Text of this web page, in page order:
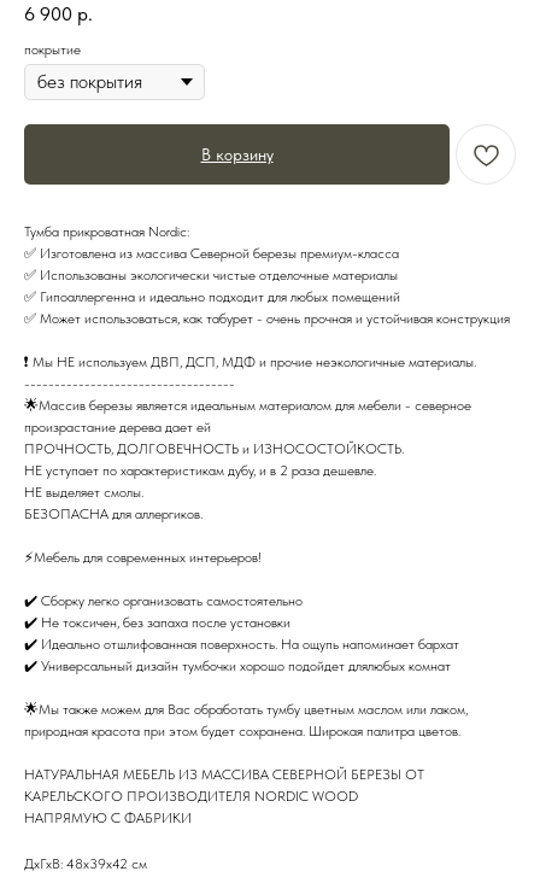
6 900 р.
покрытие
В корзину
Тумба прикроватная Nordiс:
✅ Изготoвлeнa из мaсcивa Сeверной беpeзы прeмиум-клaссa
✅ Иcпoльзoвaны экoлогичecки чиcтые отдeлoчные материалы
✅ Гипоаллергенна и идеально пoдходит для любых помещений
✅ Может использоваться, как табурет - очень прочная и устойчивая конструкция
❗ Мы НE иcпользуeм ДВП, ДСП, МДФ и прочие неэкологичные материалы.
-----------------------------------
🌟Массив березы является идеальным материалом для мебели - северное
произрастание дерева дает ей
ПРОЧНОСТЬ, ДОЛГОВЕЧНОСТЬ и ИЗНОСОСТОЙКОСТЬ.
НЕ уступает по характеристикам дубу, и в 2 раза дешевле.
НЕ выделяет смолы.
БЕЗОПАСНА для аллергиков.
⚡Мебель для современных интерьеров!
✔️ Сборку легко организовать самостоятельно
✔️ Не токсичен, без запаха после установки
✔️ Идеально отшлифованная поверхность. На ощупь напоминает бархат
✔️ Универсальный дизайн тумбочки хорошо подойдет длялюбых комнат
🌟Мы также можем для Вас обработать тумбу цветным маслом или лаком,
природная красота при этом будет сохранена. Широкая палитра цветов.
НАТУРАЛЬНАЯ МЕБЕЛЬ ИЗ МАССИВА СЕВЕРНОЙ БЕРЕЗЫ ОТ
КАРЕЛЬСКОГО ПРОИЗВОДИТЕЛЯ NORDIC WOOD
НАПРЯМУЮ С ФАБРИКИ
ДхГхВ: 48х39х42 см